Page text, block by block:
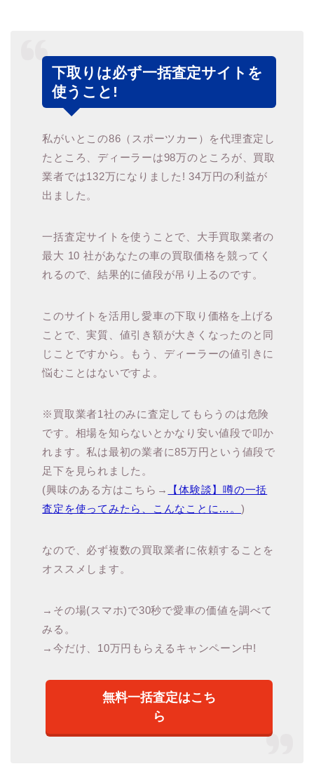
下取りは必ず一括査定サイトを
使うこと!
私がいとこの86（スポーツカー）を代理査定し
たところ、ディーラーは98万のところが、買取
業者では132万になりました! 34万円の利益が
出ました。
一括査定サイトを使うことで、大手買取業者の
最大 10 社があなたの車の買取価格を競ってく
れるので、結果的に値段が吊り上るのです。
このサイトを活用し愛車の下取り価格を上げる
ことで、実質、値引き額が大きくなったのと同
じことですから。もう、ディーラーの値引きに
悩むことはないですよ。
※買取業者1社のみに査定してもらうのは危険
です。相場を知らないとかなり安い値段で叩か
れます。私は最初の業者に85万円という値段で
足下を見られました。
(興味のある方はこちら→
【体験談】噂の一括
査定を使ってみたら、こんなことに…。 )
なので、必ず複数の買取業者に依頼することを
オススメします。
→その場(スマホ)で30秒で愛車の価値を調べて
みる。
→今だけ、10万円もらえるキャンペーン中!
無料一括査定はこち
ら